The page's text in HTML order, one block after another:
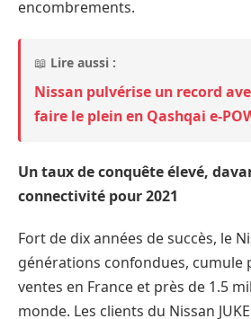
encombrements.
📖 Lire aussi :
Nissan pulvérise un record
faire le plein en Qashqai e-
Un taux de conquête élevé,
connectivité pour 2021
Fort de dix années de succès, le
générations confondues, cumule
ventes en France et près de 1.5
monde. Les clients du Nissan